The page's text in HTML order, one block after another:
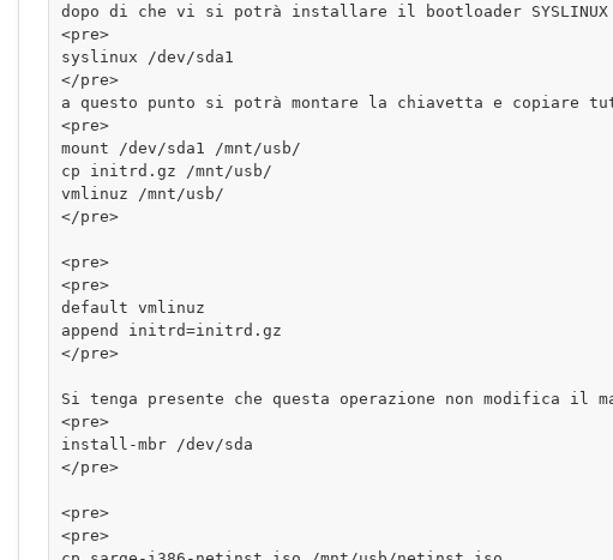
dopo di che vi si potrà installare il bootloader SYSLINUX
<pre>
syslinux /dev/sda1
</pre>
a questo punto si potrà montare la chiavetta e
<pre>
mount /dev/sda1 /mnt/usb/
cp initrd.gz /mnt/usb/
vmlinuz /mnt/usb/
</pre>
<pre>
<pre>
default vmlinuz
append initrd=initrd.gz
</pre>
Si tenga presente che questa operazione non modifica il
<pre>
install-mbr /dev/sda
</pre>
<pre>
<pre>